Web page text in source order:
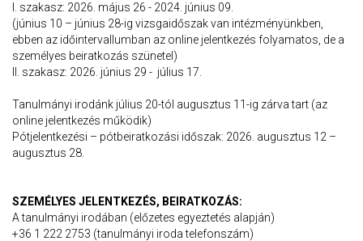
I. szakasz: 2026. május 26 - 2024. június 09.
(június 10 – június 28-ig vizsgaidőszak van intézményünkben,
ebben az időintervallumban az online jelentkezés folyamatos, de a
személyes beiratkozás szünetel)
II. szakasz: 2026. június 29 - július 17.
Tanulmányi irodánk július 20-tól augusztus 11-ig zárva tart (az
online jelentkezés működik)
Pótjelentkezési – pótbeiratkozási időszak: 2026. augusztus 12 –
augusztus 28.
SZEMÉLYES JELENTKEZÉS, BEIRATKOZÁS:
A tanulmányi irodában (előzetes egyeztetés alapján)
+36 1 222 2753 (tanulmányi iroda telefonszám)